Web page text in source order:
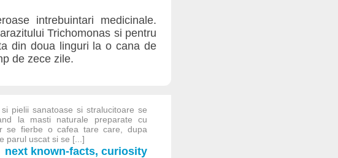
intrebuintari medicinale.
Trichomonas si pentru
din doua linguri la o cana de
de zece zile.
pielii sanatoase si stralucitoare se
la masti naturale preparate cu
se fierbe o cafea tare care, dupa
parul uscat si se [...]
next known-facts, curiosity